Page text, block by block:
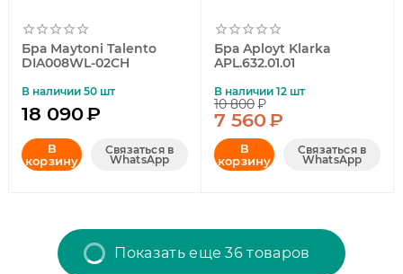
Бра Maytoni Talento
DIA008WL-02CH
В наличии 50 шт
18 090₽
В
корзину
Связаться в
WhatsApp
Бра Aployt Klarka
APL.632.01.01
В наличии 12 шт
10 800₽
7 560₽
В
корзину
Связаться в
WhatsApp
Показать еще 36 товаров